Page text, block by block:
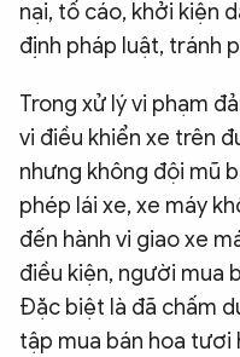
nại, tố cáo, khởi kiện
định pháp luật, tránh
Trong xử lý vi phạm
vi điều khiển xe trên
nhưng không đội mũ
phép lái xe, xe máy
đến hành vi giao xe
điều kiện, người mua
Đặc biệt là đã chấm
tập mua bán hoa tươi